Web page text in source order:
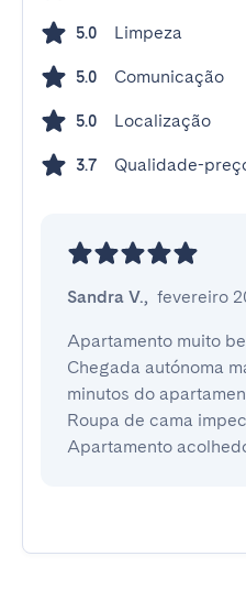
5.0 Limpeza
5.0 Comunicação
5.0 Localização
3.7 Qualidade-
Sandra V., fevereiro
Apartamento muito
Chegada autónoma
minutos do
Roupa de cama
Apartamento